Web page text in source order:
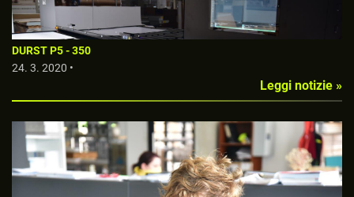
DURST P5 - 350
24. 3. 2020 •
Leggi notizie »